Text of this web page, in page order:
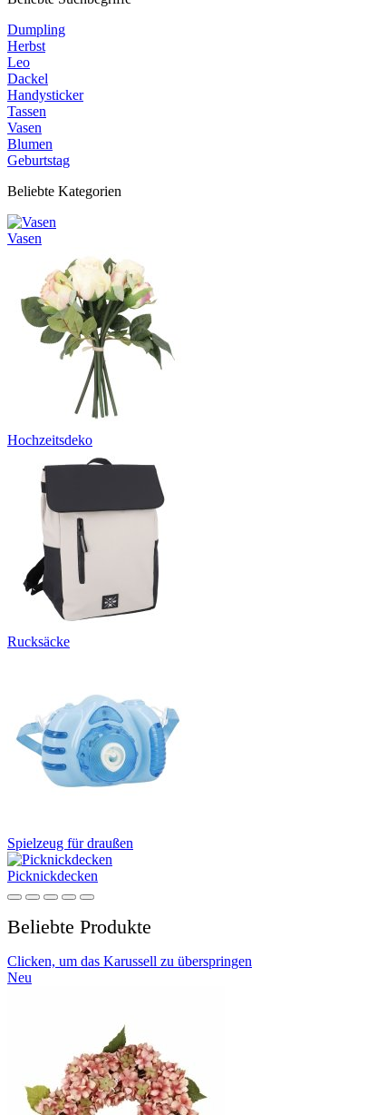
Dumpling
Herbst
Leo
Dackel
Handysticker
Tassen
Vasen
Blumen
Geburtstag
Beliebte Kategorien
Vasen
Hochzeitsdeko
Rucksäcke
Spielzeug für draußen
Picknickdecken
Beliebte Produkte
Clicken, um das Karussell zu überspringen
Neu